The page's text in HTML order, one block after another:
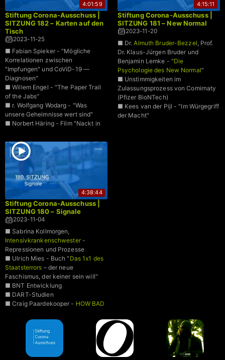
4:01:59
Stiftung Corona-Ausschuss |
SITZUNG 182 – Karten auf den
Tisch
2023-11-25
■ Fabian Spieker - "Mögliche
Korrelationen zwischen
"Impfungen" und CoViD-19 —
Diagnosen"
■ Willem Engel - "The Paper Trail
of the Jabs"
■ r. Wolfgang Wodarg - "Was
unsere Geheimnisse wert sind"
■ Norbert Häring - Film "Nackt in
4:15:11
Stiftung Corona-Ausschuss |
SITZUNG 181 – New Normal
2023-11-20
■ Dr.Almuth Bruder-Bezzel , Prof.
Dr. Klaus-Jürgen Bruder und
Benjamin Lemke - "Die
Psychologie des New Normal"
■ Unstimmigkeiten im
Zulassungsprozess von Comirnaty
(Pfizer BioNTech)
■ Kees van der Pijl - "Im Würgegriff
der Macht"
4:38:44
Stiftung Corona-Ausschuss |
SITZUNG 180 – Signale
2023-11-04
■ Sabrina Kollmorgen,
Intensivkrankenschwester-
Repressionen und Prozesse
■ Ulrich Mies - Buch " Das 1x1 des
Staatsterrors – der neue
Faschismus, der keiner sein will"
■ BNT Entwicklung
■ DART-Studien
■ Craig Paardekooper - HOW BAD
■ VAIDS